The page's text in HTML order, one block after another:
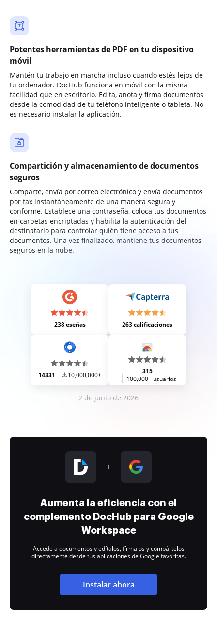
Potentes herramientas de PDF en tu dispositivo
móvil
Mantén tu trabajo en marcha incluso cuando estés lejos de
tu ordenador. DocHub funciona en móvil con la misma
facilidad que en escritorio. Edita, anota y firma documentos
desde la comodidad de tu teléfono inteligente o tableta. No
es necesario instalar la aplicación.
Compartición y almacenamiento de documentos
seguros
Comparte, envía por correo electrónico y envía documentos
por fax instantáneamente de una manera segura y
conforme. Establece una contraseña, coloca tus documentos
en carpetas encriptadas y habilita la autenticación del
destinatario para controlar quién tiene acceso a tus
documentos. Una vez finalizado, mantiene tus documentos
seguros en la nube.
238 eseñas 263 calificaciones
14331 10,000,000+
315
100,000+ usuarios
2 de junio de 2026
Aumenta la eficiencia con el
complemento DocHub para Google
Workspace
Accede a documentos y edítalos, fírmalos y compártelos
directamente desde tus aplicaciones de Google favoritas.
Instalar ahora